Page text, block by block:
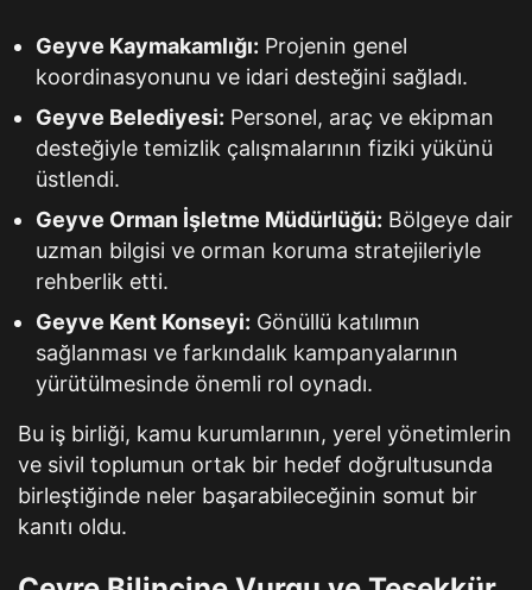
Geyve Kaymakamlığı: Projenin genel
koordinasyonunu ve idari desteğini sağladı.
Geyve Belediyesi: Personel, araç ve ekipman
desteğiyle temizlik çalışmalarının fiziki yükünü
üstlendi.
Geyve Orman İşletme Müdürlüğü: Bölgeye dair
uzman bilgisi ve orman koruma stratejileriyle
rehberlik etti.
Geyve Kent Konseyi: Gönüllü katılımın
sağlanması ve farkındalık kampanyalarının
yürütülmesinde önemli rol oynadı.
Bu iş birliği, kamu kurumlarının, yerel yönetimlerin
ve sivil toplumun ortak bir hedef doğrultusunda
birleştiğinde neler başarabileceğinin somut bir
kanıtı oldu.